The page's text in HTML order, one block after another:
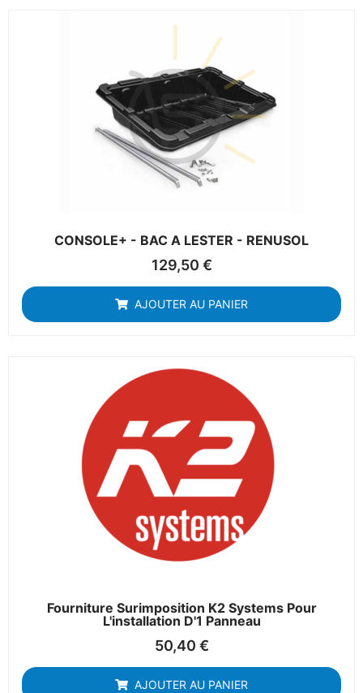
CONSOLE+ - BAC A LESTER - RENUSOL
129,50 €
AJOUTER AU PANIER
Fourniture Surimposition K2 Systems Pour
L'installation D'1 Panneau
50,40 €
AJOUTER AU PANIER